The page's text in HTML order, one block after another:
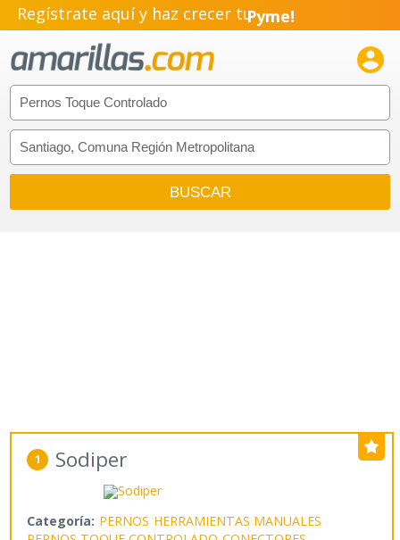
Regístrate aquí y haz crecer tuPyme!
Emprendimiento!

1 Sodiper
Categoría: PERNOS HERRAMIENTAS MANUALES